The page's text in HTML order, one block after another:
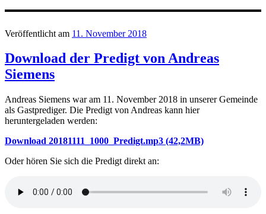
Veröffentlicht am 11. November 2018
Download der Predigt von Andreas
Siemens
Andreas Siemens war am 11. November 2018 in unserer Gemeinde
als Gastprediger. Die Predigt von Andreas kann hier
heruntergeladen werden:
Download 20181111_1000_Predigt.mp3 (42,2MB)
Oder hören Sie sich die Predigt direkt an: